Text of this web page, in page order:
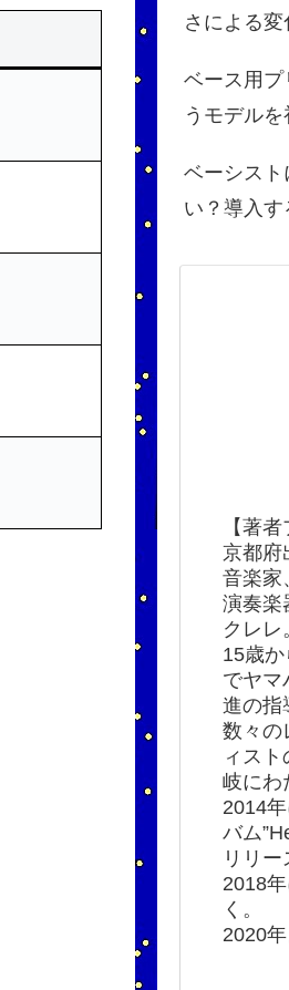
さによる
ベース用プ
うモデル
ベーシスト
い？導入
【著
京都府
音楽家
演奏楽
クレレ
15歳
でヤマ
進の指
数々の
ィス
岐にわ
2014
バム
リリー
2018
く。
2020